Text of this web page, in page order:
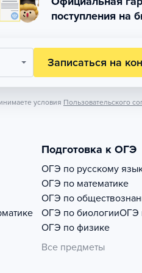
поступления на
Записаться на
условия Пользовательского
Подготовка к ОГЭ
ОГЭ по русскому
ОГЭ по математике
ОГЭ по
ОГЭ по биологииОГЭ
ОГЭ по физике
Все предметы